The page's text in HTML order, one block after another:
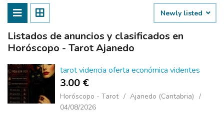
Newly listed
Listados de anuncios y clasificados en
Horóscopo - Tarot Ajanedo
tarot videncia oferta económica videntes
3.00 €
Horóscopo - Tarot
Ajanedo (Cantabria)
04/08/2026